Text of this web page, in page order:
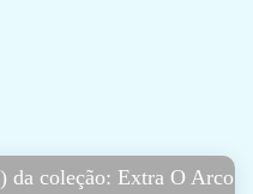
da coleção: Extra O Arco